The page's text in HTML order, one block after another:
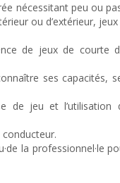
nécessitant peu ou
ou d’extérieur,
de jeux de courte
ses capacités,
de jeu et l’utilisation
la professionnel·le